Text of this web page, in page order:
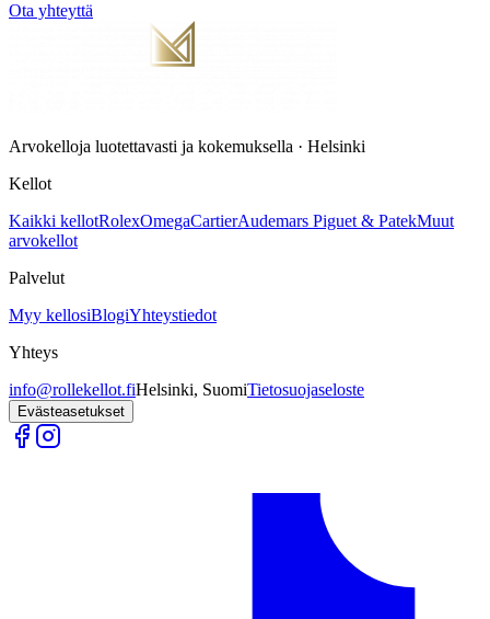
Ota yhteyttä
Arvokelloja luotettavasti ja kokemuksella · Helsinki
Kellot
Kaikki kellotRolexOmegaCartierAudemars Piguet & PatekMuut
arvokellot
Palvelut
Myy kellosiBlogiYhteystiedot
Yhteys
info@rollekellot.fiHelsinki, SuomiTietosuojaseloste
Evästeasetukset